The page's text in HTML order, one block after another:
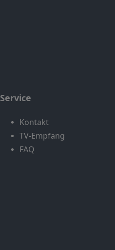
Service
Kontakt
TV-Empfang
FAQ